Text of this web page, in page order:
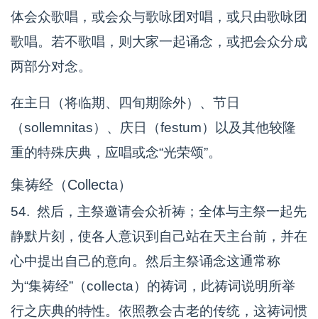
体会众歌唱，或会众与歌咏团对唱，或只由歌咏团
歌唱。若不歌唱，则大家一起诵念，或把会众分成
两部分对念。
在主日（将临期、四旬期除外）、节日
（sollemnitas）、庆日（festum）以及其他较隆
重的特殊庆典，应唱或念“光荣颂”。
集祷经（Collecta）
54. 然后，主祭邀请会众祈祷；全体与主祭一起先
静默片刻，使各人意识到自己站在天主台前，并在
心中提出自己的意向。然后主祭诵念这通常称
为“集祷经”（collecta）的祷词，此祷词说明所举
行之庆典的特性。依照教会古老的传统，这祷词惯